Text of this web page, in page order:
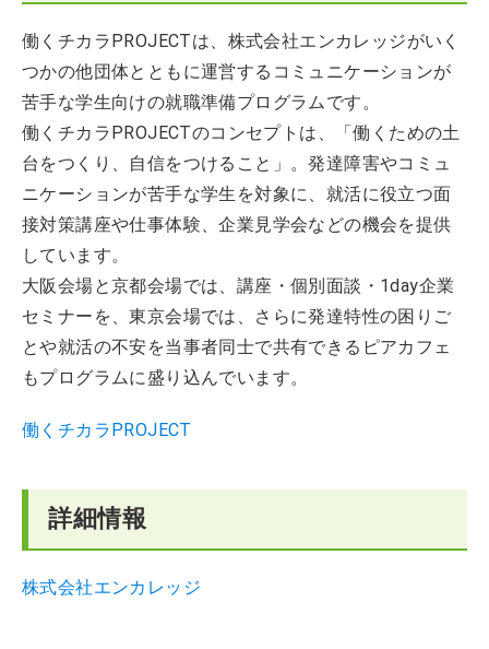
働くチカラPROJECTは、株式会社エンカレッジがいく
つかの他団体とともに運営するコミュニケーションが
苦手な学生向けの就職準備プログラムです。
働くチカラPROJECTのコンセプトは、「働くための土
台をつくり、自信をつけること」。発達障害やコミュ
ニケーションが苦手な学生を対象に、就活に役立つ面
接対策講座や仕事体験、企業見学会などの機会を提供
しています。
大阪会場と京都会場では、講座・個別面談・1day企業
セミナーを、東京会場では、さらに発達特性の困りご
とや就活の不安を当事者同士で共有できるピアカフェ
もプログラムに盛り込んでいます。
働くチカラPROJECT
詳細情報
株式会社エンカレッジ